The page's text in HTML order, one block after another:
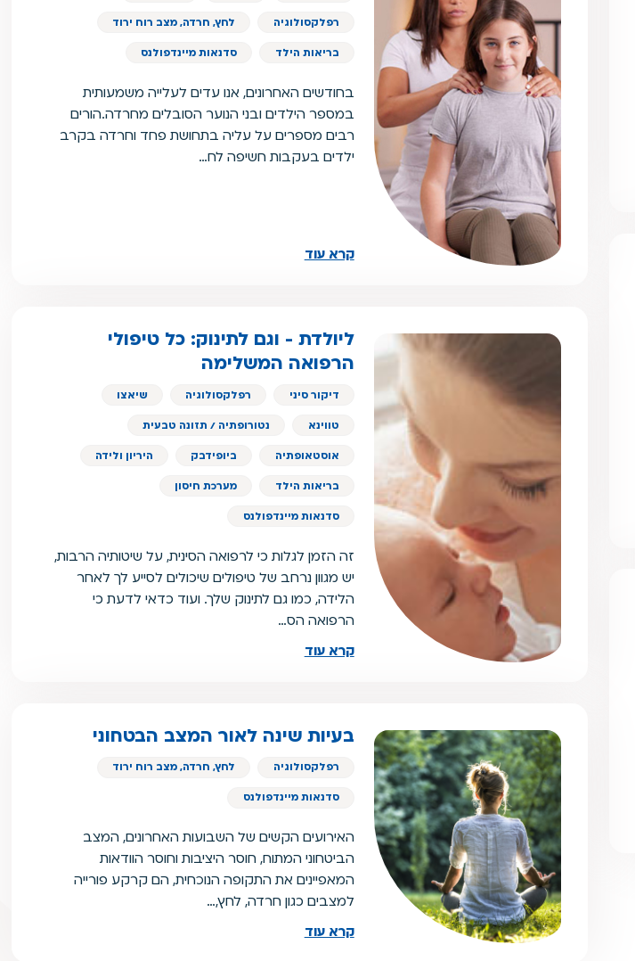
רפלקסולוגיה לחץ, חרדה, מצב רוח ירוד
בריאות הילד סדנאות מיינדפולנס
בחודשים האחרונים, אנו עדים לעלייה משמעותית
במספר הילדים ובני הנוער הסובלים מחרדה.הורים
רבים מספרים על עליה בתחושת פחד וחרדה בקרב
ילדים בעקבות חשיפה לח…
קרא עוד
ליולדת - וגם לתינוק: כל טיפולי
הרפואה המשלימה
דיקור סיני רפלקסולוגיה שיאצו
טווינא נטורופתיה / תזונה טבעית
אוסטאופתיה ביופידבק היריון ולידה
בריאות הילד מערכת חיסון
סדנאות מיינדפולנס
זה הזמן לגלות כי לרפואה הסינית, על שיטותיה הרבות,
יש מגוון נרחב של טיפולים שיכולים לסייע לך לאחר
הלידה, כמו גם לתינוק שלך. ועוד כדאי לדעת כי
הרפואה הס…
קרא עוד
בעיות שינה לאור המצב הבטחוני
רפלקסולוגיה לחץ, חרדה, מצב רוח ירוד
סדנאות מיינדפולנס
האירועים הקשים של השבועות האחרונים, המצב
הביטחוני המתוח, חוסר היציבות וחוסר הוודאות
המאפיינים את התקופה הנוכחית, הם קרקע פורייה
למצבים כגון חרדה, לחץ,…
קרא עוד